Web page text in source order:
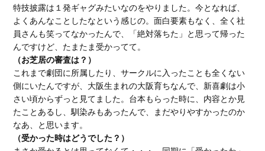
特技披露は１発ギャグみたいなのをやりました。今となれば、
よくあんなことしたなという感じの。面白要素もなく、全く社
員さんも笑ってなかったんで、「絶対落ちた」と思って帰った
んですけど、たまたま受かってて。
（お芝居の審査は？）
これまで劇団に所属したり、サークルに入ったことも全くない
側にいたんですが、大阪生まれの大阪育ちなんで、新喜劇は小
さい頃からずっと見てました。台本もらった時に、内容とか見
たことあるし、馴染みもあったんで、まだやりやすかったのか
なあ、と思います。
（受かった時はどうでした？）